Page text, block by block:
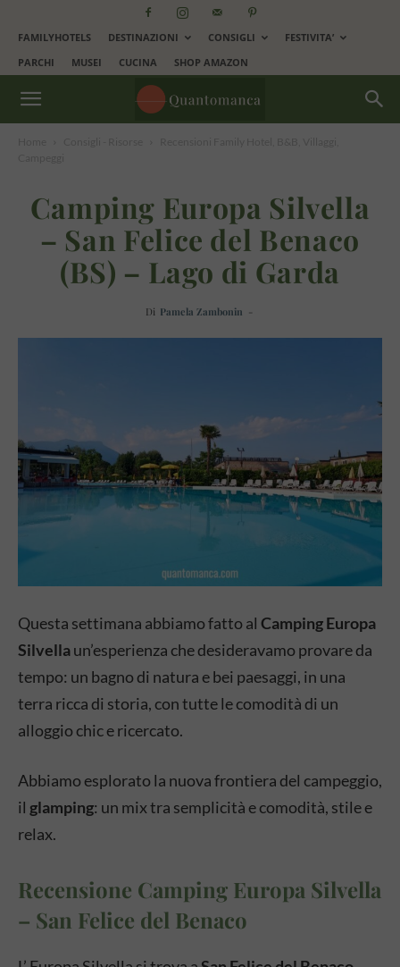
FAMILYHOTELS DESTINAZIONI CONSIGLI
FESTIVITA’
PARCHI
MUSEI CUCINA SHOP AMAZON
Camping Europa Silvella
– San Felice del Benaco
(BS) – Lago di Garda
Di Pamela Zambonin -
Questa settimana abbiamo fatto al Camping Europa
Silvellaun’esperienza che desideravamo provare da
tempo: un bagno di natura e bei paesaggi, in una
terra ricca di storia, con tutte le comodità di un
alloggio chic e ricercato.
Abbiamo esplorato la nuova frontiera del campeggio,
il glamping: un mix tra semplicità e comodità, stile e
relax.
Recensione Camping Europa Silvella
– San Felice del Benaco